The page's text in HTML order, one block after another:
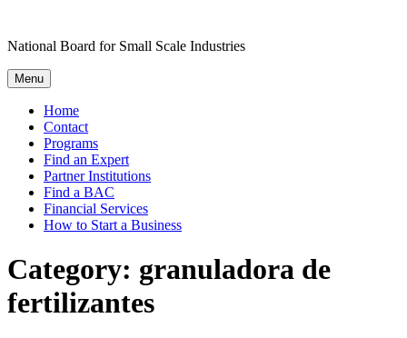
content
National Board for Small Scale Industries
Menu
Home
Contact
Programs
Find an Expert
Partner Institutions
Find a BAC
Financial Services
How to Start a Business
Category: granuladora de
fertilizantes